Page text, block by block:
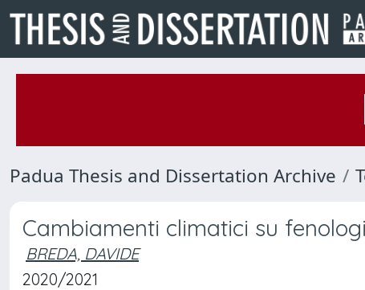
Padua Thesis and Dissertation Archive
Cambiamenti climatici su
BREDA, DAVIDE
2020/2021